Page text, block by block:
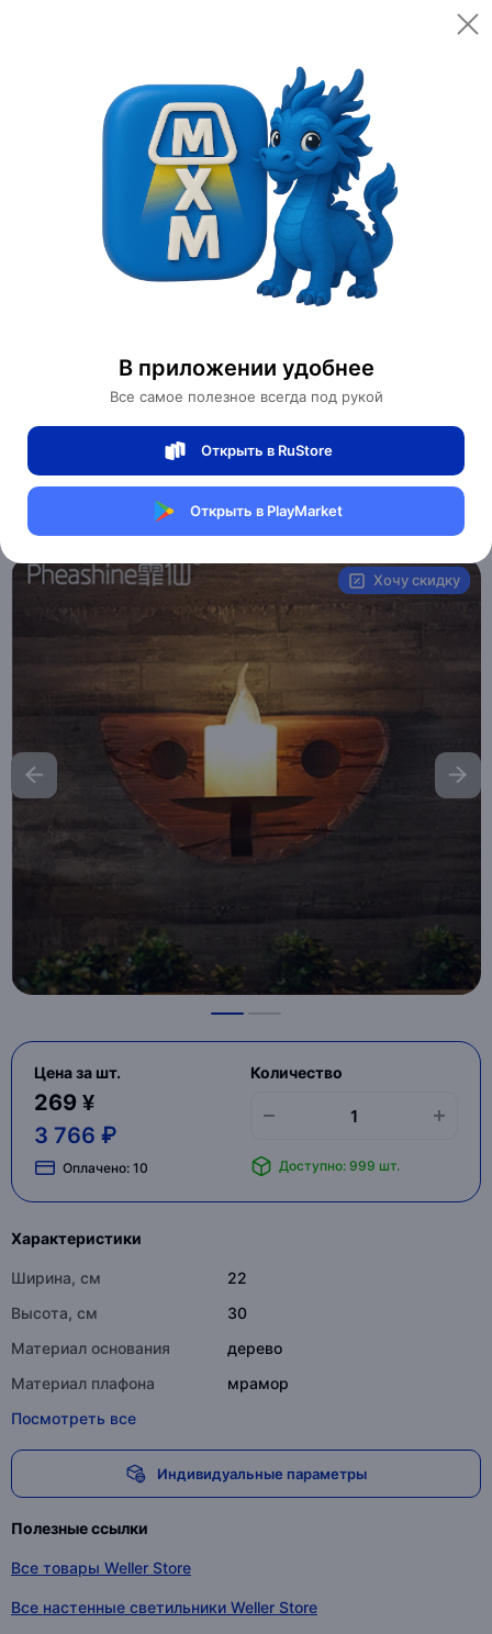
В приложении удобнее
Все самое полезное всегда под рукой
Открыть в RuStore
Открыть в PlayMarket
Открыть
Категории
Мебель для дома и офиса
Освещение для дома
Настенные светильники
Люстра Ностальгия Коридор Лестница
0 отзывов 0
Магазин Weller Store
Артикул:
Хочу скидку
Цена за шт.
269 ¥
3 766 ₽
Оплачено: 10
Количество
Доступно: 999 шт.
Характеристики
Ширина, см
22
Высота, см
30
Материал основания
дерево
Материал плафона
мрамор
Посмотреть все
Индивидуальные параметры
Полезные ссылки
Все товары Weller Store
Все настенные светильники Weller Store